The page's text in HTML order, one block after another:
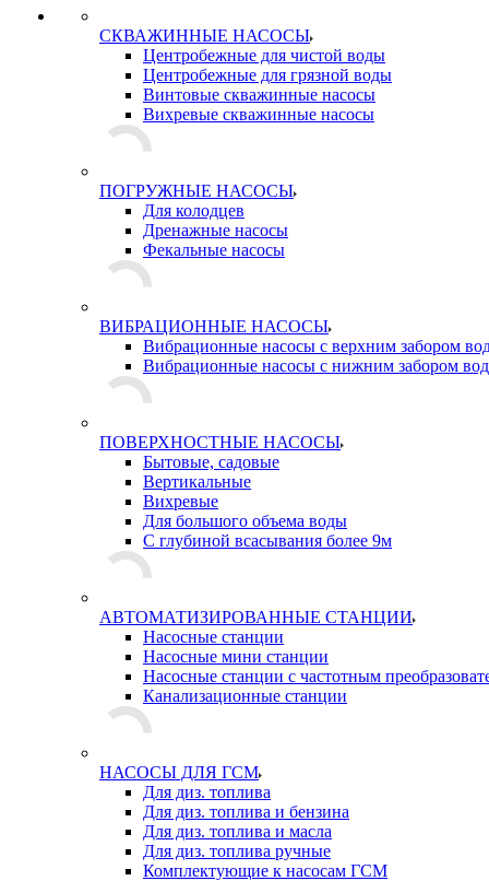
СКВАЖИННЫЕ НАСОСЫ
Центробежные для чистой воды
Центробежные для грязной воды
Винтовые скважинные насосы
Вихревые скважинные насосы
ПОГРУЖНЫЕ НАСОСЫ
Для колодцев
Дренажные насосы
Фекальные насосы
ВИБРАЦИОННЫЕ НАСОСЫ
Вибрационные насосы с верхним забором
Вибрационные насосы с нижним забором
ПОВЕРХНОСТНЫЕ НАСОСЫ
Бытовые, садовые
Вертикальные
Вихревые
Для большого объема воды
С глубиной всасывания более 9м
АВТОМАТИЗИРОВАННЫЕ СТАНЦИИ
Насосные станции
Насосные мини станции
Насосные станции с частотным
Канализационные станции
НАСОСЫ ДЛЯ ГСМ
Для диз. топлива
Для диз. топлива и бензина
Для диз. топлива и масла
Для диз. топлива ручные
Комплектующие к насосам ГСМ